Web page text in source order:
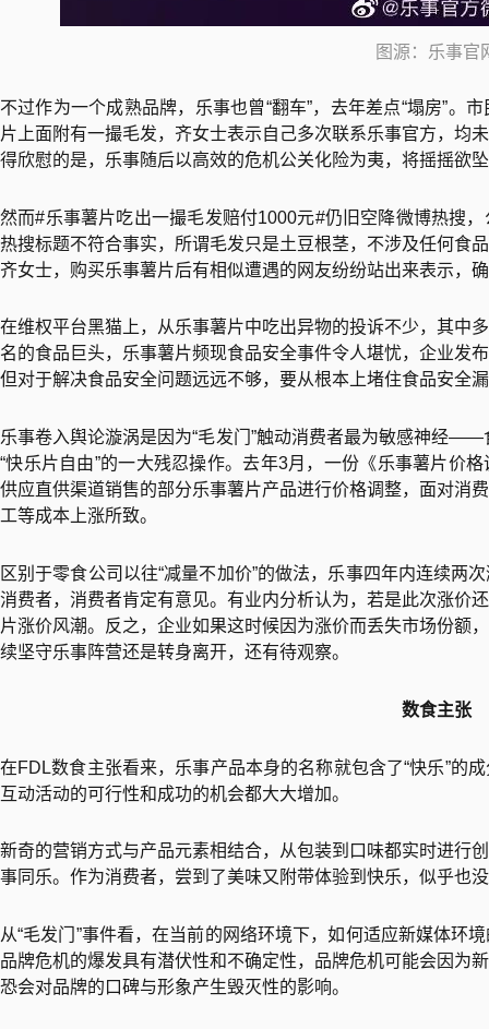
图源：乐事官
不过作为一个成熟品牌，乐事也曾“翻车”，去年差点“塌房”。
片上面附有一撮毛发，齐女士表示自己多次联系乐事官方，均
得欣慰的是，乐事随后以高效的危机公关化险为夷，将摇摇欲
然而#乐事薯片吃出一撮毛发赔付1000元#仍旧空降微博热搜
热搜标题不符合事实，所谓毛发只是土豆根茎，不涉及任何食
齐女士，购买乐事薯片后有相似遭遇的网友纷纷站出来表示，
在维权平台黑猫上，从乐事薯片中吃出异物的投诉不少，其中
名的食品巨头，乐事薯片频现食品安全事件令人堪忧，企业发
但对于解决食品安全问题远远不够，要从根本上堵住食品安全
乐事卷入舆论漩涡是因为“毛发门”触动消费者最为敏感神经——
“快乐片自由”的一大残忍操作。去年3月，一份《乐事薯片价
供应直供渠道销售的部分乐事薯片产品进行价格调整，面对消
工等成本上涨所致。
区别于零食公司以往“减量不加价”的做法，乐事四年内连续两
消费者，消费者肯定有意见。有业内分析认为，若是此次涨价
片涨价风潮。反之，企业如果这时候因为涨价而丢失市场份额
续坚守乐事阵营还是转身离开，还有待观察。
数食主张
在FDL数食主张看来，乐事产品本身的名称就包含了“快乐”的
互动活动的可行性和成功的机会都大大增加。
新奇的营销方式与产品元素相结合，从包装到口味都实时进行
事同乐。作为消费者，尝到了美味又附带体验到快乐，似乎也
从“毛发门”事件看，在当前的网络环境下，如何适应新媒体环
品牌危机的爆发具有潜伏性和不确定性，品牌危机可能会因为
恐会对品牌的口碑与形象产生毁灭性的影响。